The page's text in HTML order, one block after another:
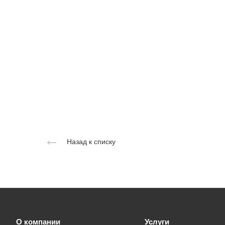
Назад к списку
О компании Услуги